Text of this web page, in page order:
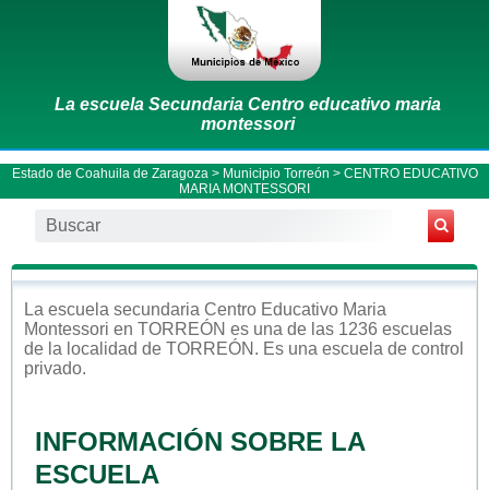
La escuela Secundaria Centro educativo maria
montessori
Estado de Coahuila de Zaragoza > Municipio Torreón > CENTRO EDUCATIVO
MARIA MONTESSORI
La escuela secundaria Centro Educativo Maria
Montessori en TORREÓN es una de las 1236 escuelas
de la localidad de TORREÓN . Es una escuela de control
privado.
INFORMACIÓN SOBRE LA
ESCUELA